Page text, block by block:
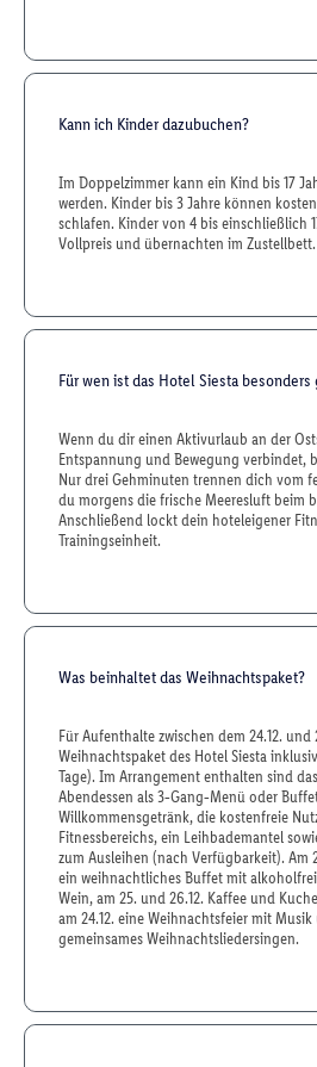
Kann ich Kinder dazubuchen?
Im Doppelzimmer kann ein Kind bis 17
werden. Kinder bis 3 Jahre können
schlafen. Kinder von 4 bis einschließlich
Vollpreis und übernachten im Zustellbett.
Für wen ist das Hotel Siesta
Wenn du dir einen Aktivurlaub an der
Entspannung und Bewegung verbindet,
Nur drei Gehminuten trennen dich vom
du morgens die frische Meeresluft beim
Anschließend lockt dein hoteleigener
Trainingseinheit.
Was beinhaltet das Weihnachtspaket?
Für Aufenthalte zwischen dem 24.12. und
Weihnachtspaket des Hotel Siesta
Tage). Im Arrangement enthalten sind
Abendessen als 3‑Gang‑Menü oder
Willkommensgetränk, die kostenfreie
Fitnessbereichs, ein Leihbademantel
zum Ausleihen (nach Verfügbarkeit). Am
ein weihnachtliches Buffet mit
Wein, am 25. und 26.12. Kaffee und
am 24.12. eine Weihnachtsfeier mit Musik
gemeinsames Weihnachtsliedersingen.